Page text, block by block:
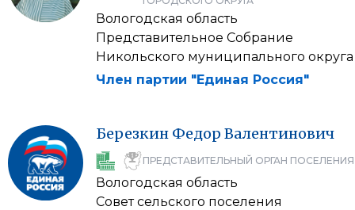
Вологодская область
Представительное Собрание
Никольского муниципального округа
Член партии "Единая Россия"
Березкин Федор Валентинович
ПРЕДСТАВИТЕЛЬНЫЙ ОРГАН ПОСЕЛЕНИЯ
Вологодская область
Совет сельского поселения